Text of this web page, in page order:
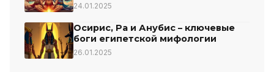
24.01.2025
Осирис, Ра и Анубис – ключевые
боги египетской мифологии
26.01.2025